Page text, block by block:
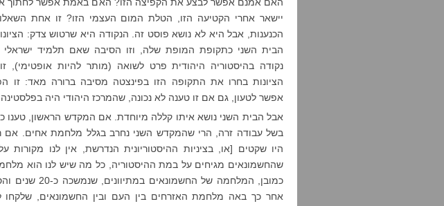
יישאר אחרי הקטיעה הזו, הטלת המום העצמי הזו? זו אחת
הכנענות, אבל היא לא נושא פוסט זה. הנקודה היא שרטוש צדק:
הבית השני כתקופת המופת שלה, וזו הסיבה שאם תלמיד ישראלי
נקודה בהיסטוריה היהודית פרט לשואה (מותר להיות אופטימי),
הציונות בחרו את התקופה הזו בפינצטה מסיבה ברורה מאד: זו
אפשר לטעון, גם אם זו טענה לא נכונה, שהמרכז היהודי היה בפלסטינה.
אבל הבית השני נושא איתו קללה מיוחדת. אם המקדש הראשון, טענו
בשל עבודה זרה, הרי שהמקדש השני נחרב בגלל מלחמת אחים. אם
היו שקטים [או, בציניות ההיסטוריונית הנדרשת, אין לנו מקורות
שהחשמונאים מגיחים על במת ההיסטוריה, כל מה שיש לנו הוא
כמובן, המלחמה של
אחר כך באה מלחמת האזרחים בין העם ובין החשמונאים,